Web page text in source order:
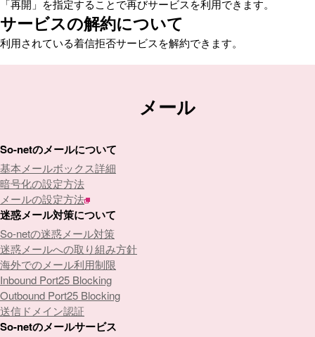
「再開」を指定することで再びサービスを利用できます。
サービスの解約について
利用されている着信拒否サービスを解約できます。
メール
So-netのメールについて
基本メールボックス詳細
暗号化の設定方法
メールの設定方法
迷惑メール対策について
So-netの迷惑メール対策
迷惑メールへの取り組み方針
海外でのメール利用制限
Inbound Port25 Blocking
Outbound Port25 Blocking
送信ドメイン認証
So-netのメールサービス